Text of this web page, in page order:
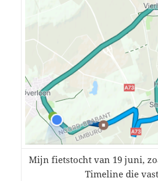
Mijn fietstocht van 19 juni,
Timeline die